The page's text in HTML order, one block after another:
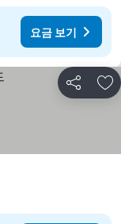
요금 보기
공유 즐